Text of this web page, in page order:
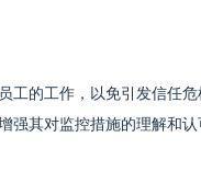
的工作，以免引发信任
强其对监控措施的理解和认